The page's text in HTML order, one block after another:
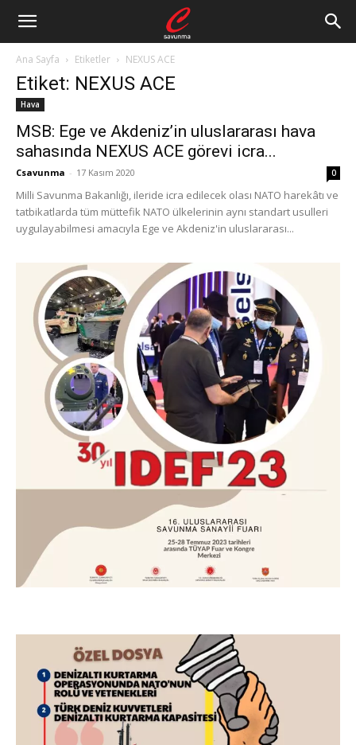
Ana Sayfa Etiketler NEXUS ACE
Etiket: NEXUS ACE
Hava
MSB: Ege ve Akdeniz’in uluslararası hava
sahasında NEXUS ACE görevi icra...
Csavunma - 17 Kasım 2020 0
Milli Savunma Bakanlığı, ileride icra edilecek olası NATO harekâtı ve
tatbikatlarda tüm müttefik NATO ülkelerinin aynı standart usulleri
uygulayabilmesi amacıyla Ege ve Akdeniz'in uluslararası...